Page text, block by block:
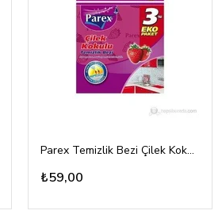
Parex Temizlik Bezi Çilek Kokulu 3lü
₺59,00